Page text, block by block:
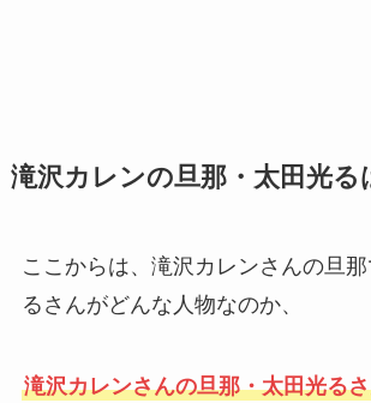
滝沢カレンの旦那・太田光る
ここからは、滝沢カレンさんの旦
るさんがどんな人物なのか、
滝沢カレンさんの旦那・太田光る